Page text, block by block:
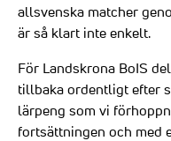
allsvenska matcher
är så klart inte enkelt.
För Landskrona BoIS
tillbaka ordentligt efter
lärpeng som vi
fortsättningen och med